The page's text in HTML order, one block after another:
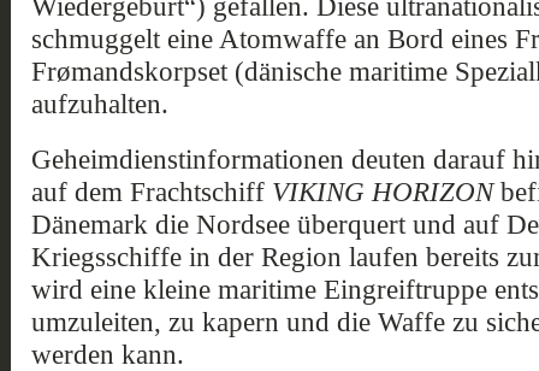
schmuggelt eine Atomwaffe an Bord eines
Frømandskorpset (dänische maritime
aufzuhalten.
Geheimdienstinformationen deuten darauf
auf dem Frachtschiff VIKING HORIZON
Dänemark die Nordsee überquert und auf
Kriegsschiffe in der Region laufen bereits
wird eine kleine maritime Eingreiftruppe
umzuleiten, zu kapern und die Waffe zu
werden kann.